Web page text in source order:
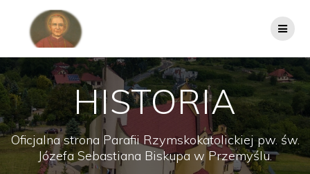
HISTORIA
Oficjalna strona Parafii Rzymskokatolickiej pw. św.
Józefa Sebastiana Biskupa w Przemyślu.